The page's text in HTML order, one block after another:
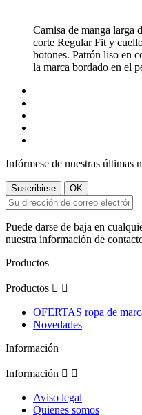
Camisa de manga larga
corte Regular Fit y
botones. Patrón liso en
la marca bordado en el
Infórmese de nuestras últimas
Puede darse de baja en
nuestra información de
Productos
Productos  
OFERTAS ropa de
Novedades
Información
Información  
Aviso legal
Quienes somos